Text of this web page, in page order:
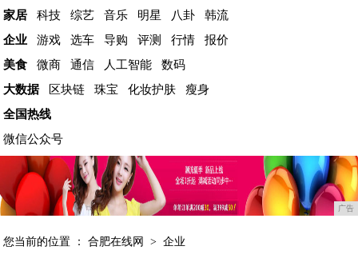
家居
科技 综艺 音乐 明星 八卦
韩流
企业
游戏 选车 导购 评测 行情
报价
美食
微商 通信 人工智能
数码
大数据
区块链 珠宝 化妆护肤
瘦身
全国热线
微信公众号
广告
您当前的位置 ：合肥在线网 >企业